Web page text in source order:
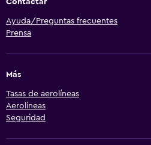
Contactar
Ayuda/Preguntas frecuentes
Prensa
Más
Tasas de aerolíneas
Aerolíneas
Seguridad